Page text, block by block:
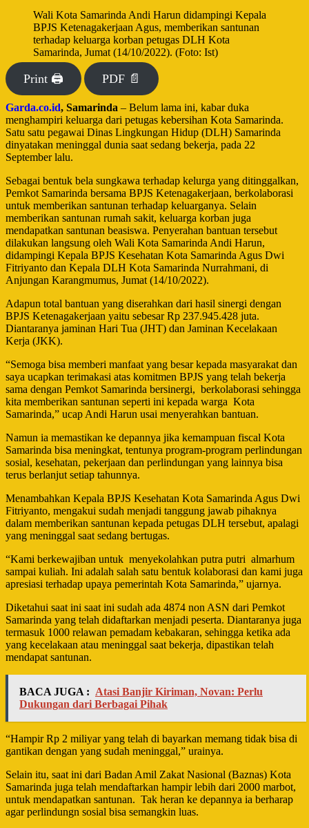
Wali Kota Samarinda Andi Harun didampingi Kepala
BPJS Ketenagakerjaan Agus, memberikan santunan
terhadap keluarga korban petugas DLH Kota
Samarinda, Jumat (14/10/2022). (Foto: Ist)
Print 🖨 PDF 📄
Garda.co.id, Samarinda – Belum lama ini, kabar duka
menghampiri keluarga dari petugas kebersihan Kota Samarinda.
Satu satu pegawai Dinas Lingkungan Hidup (DLH) Samarinda
dinyatakan meninggal dunia saat sedang bekerja, pada 22
September lalu.
Sebagai bentuk bela sungkawa terhadap kelurga yang ditinggalkan,
Pemkot Samarinda bersama BPJS Ketenagakerjaan, berkolaborasi
untuk memberikan santunan terhadap keluarganya. Selain
memberikan santunan rumah sakit, keluarga korban juga
mendapatkan santunan beasiswa. Penyerahan bantuan tersebut
dilakukan langsung oleh Wali Kota Samarinda Andi Harun,
didampingi Kepala BPJS Kesehatan Kota Samarinda Agus Dwi
Fitriyanto dan Kepala DLH Kota Samarinda Nurrahmani, di
Anjungan Karangmumus, Jumat (14/10/2022).
Adapun total bantuan yang diserahkan dari hasil sinergi dengan
BPJS Ketenagakerjaan yaitu sebesar Rp 237.945.428 juta.
Diantaranya jaminan Hari Tua (JHT) dan Jaminan Kecelakaan
Kerja (JKK).
“Semoga bisa memberi manfaat yang besar kepada masyarakat dan
saya ucapkan terimakasi atas komitmen BPJS yang telah bekerja
sama dengan Pemkot Samarinda bersinergi, berkolaborasi sehingga
kita memberikan santunan seperti ini kepada warga Kota
Samarinda,” ucap Andi Harun usai menyerahkan bantuan.
Namun ia memastikan ke depannya jika kemampuan fiscal Kota
Samarinda bisa meningkat, tentunya program-program perlindungan
sosial, kesehatan, pekerjaan dan perlindungan yang lainnya bisa
terus berlanjut setiap tahunnya.
Menambahkan Kepala BPJS Kesehatan Kota Samarinda Agus Dwi
Fitriyanto, mengakui sudah menjadi tanggung jawab pihaknya
dalam memberikan santunan kepada petugas DLH tersebut, apalagi
yang meninggal saat sedang bertugas.
“Kami berkewajiban untuk menyekolahkan putra putri almarhum
sampai kuliah. Ini adalah salah satu bentuk kolaborasi dan kami juga
apresiasi terhadap upaya pemerintah Kota Samarinda,” ujarnya.
Diketahui saat ini saat ini sudah ada 4874 non ASN dari Pemkot
Samarinda yang telah didaftarkan menjadi peserta. Diantaranya juga
termasuk 1000 relawan pemadam kebakaran, sehingga ketika ada
yang kecelakaan atau meninggal saat bekerja, dipastikan telah
mendapat santunan.
BACA JUGA : Atasi Banjir Kiriman, Novan: Perlu
Dukungan dari Berbagai Pihak
“Hampir Rp 2 miliyar yang telah di bayarkan memang tidak bisa di
gantikan dengan yang sudah meninggal,” urainya.
Selain itu, saat ini dari Badan Amil Zakat Nasional (Baznas) Kota
Samarinda juga telah mendaftarkan hampir lebih dari 2000 marbot,
untuk mendapatkan santunan. Tak heran ke depannya ia berharap
agar perlindungn sosial bisa semangkin luas.